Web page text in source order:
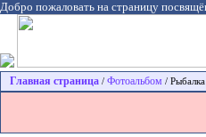
Добро пожаловать на страницу
Главная страница / Фотоальбом /